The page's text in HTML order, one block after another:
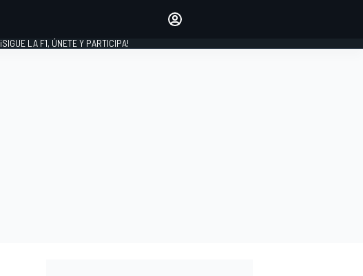
¡SIGUE LA F1, ÚNETE Y PARTICIPA!